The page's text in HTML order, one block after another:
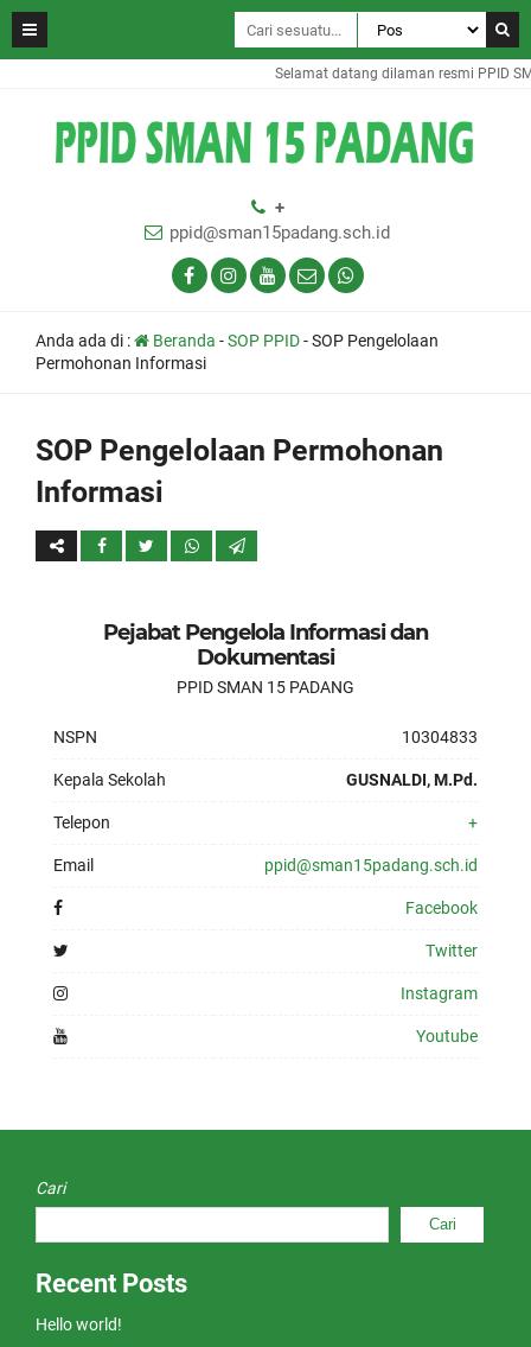
Selamat datang dilaman resmi PPID
+
ppid@sman15padang.sch.id
Anda ada di : Beranda -SOP PPID-SOP Pengelolaan
Permohonan Informasi
SOP Pengelolaan Permohonan
Informasi
Pejabat Pengelola Informasi dan
Dokumentasi
PPID SMAN 15 PADANG
NSPN 10304833
Kepala Sekolah GUSNALDI, M.Pd.
Telepon +
Email ppid@sman15padang.sch.id
Facebook
Twitter
Instagram
Youtube
Cari
Cari
Recent Posts
Hello world!